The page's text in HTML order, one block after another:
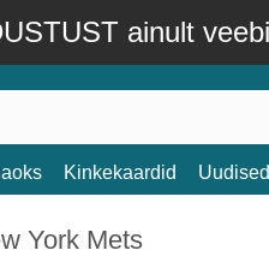
ainult
Kinkekaardid Uudised
York Mets